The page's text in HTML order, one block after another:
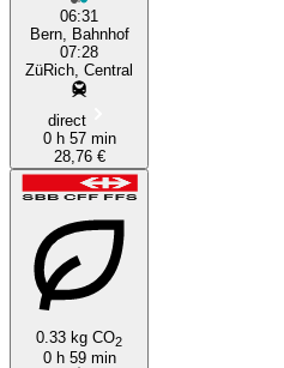
06:31
Bern, Bahnhof
07:28
ZüRich, Central
direct
0 h 57 min
28,76 €
0.33 kg CO2
0 h 59 min